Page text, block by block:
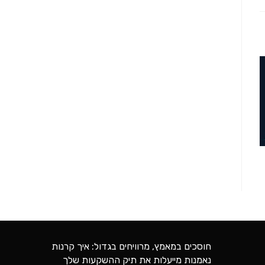
חוסכים במאמץ, מרוויחים בגדול: איך קרנות
נאמנות מייעלות את תיק ההשקעות שלך